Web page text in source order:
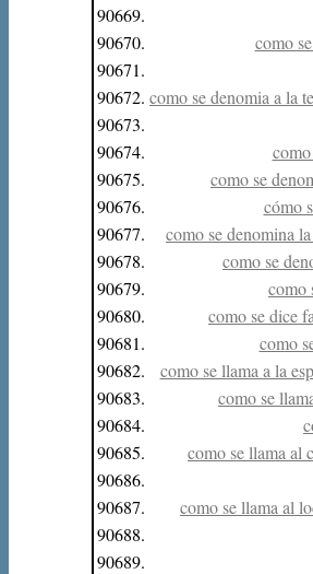
90669.
90670.
como
90671.
90672. como se denomia a la
90673.
90674.
90675.
como se
90676.
cómo
90677.
como se denomina
90678.
como se
90679.
como
90680.
como se dice
90681.
como
90682.
como se llama a la
90683.
como se
90684.
90685.
como se llama al
90686.
90687.
como se llama al
90688.
90689.